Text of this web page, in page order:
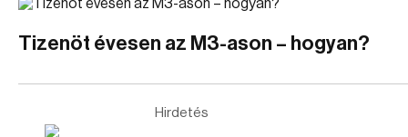
Tizenöt évesen az M3-ason – hogyan?
Hirdetés